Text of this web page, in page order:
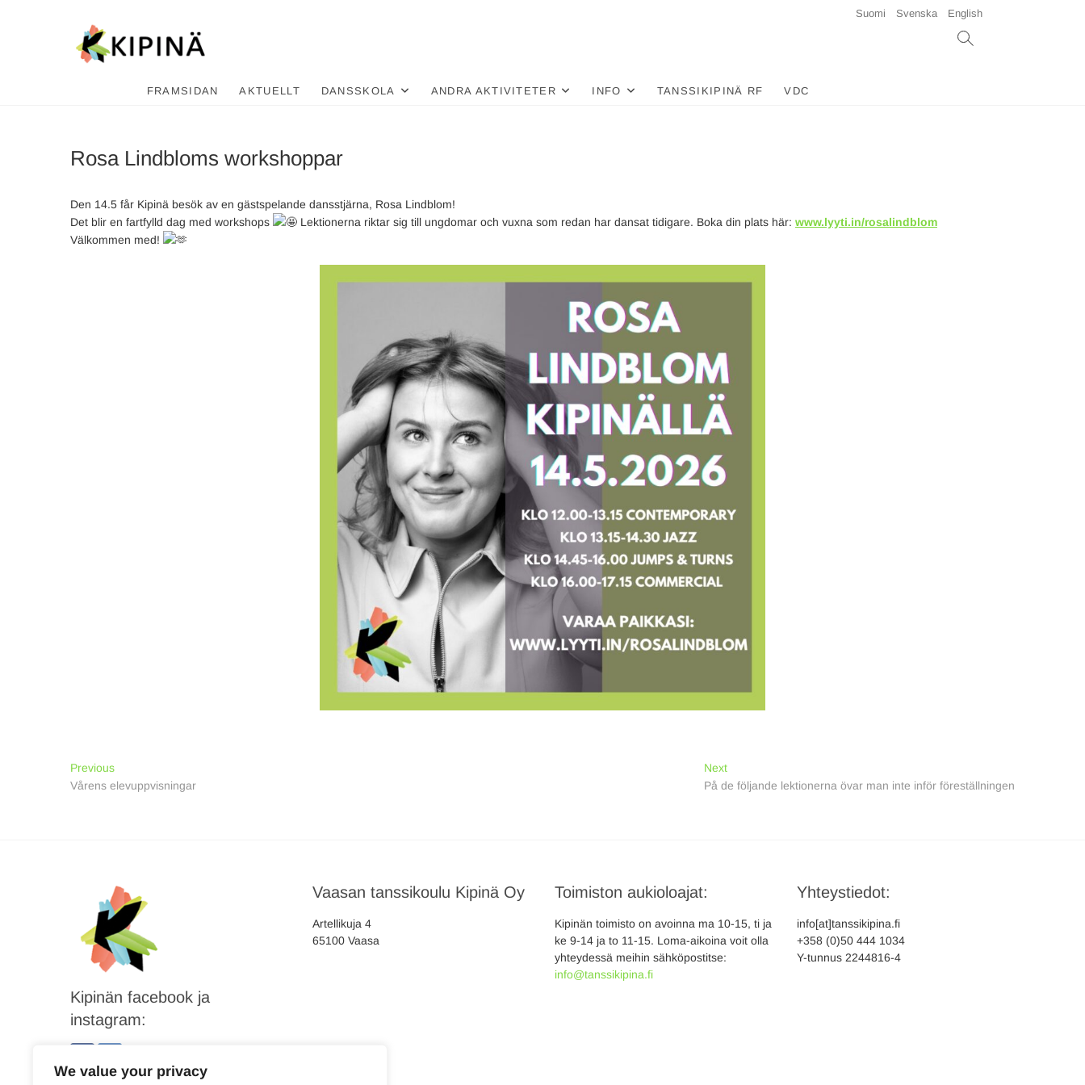
We value your privacy
Suomi Svenska English
FRAMSIDAN AKTUELLT DANSSKOLA ANDRA AKTIVITETER INFO TANSSIKIPINÄ RF VDC
Rosa Lindbloms workshoppar
Den 14.5 får Kipinä besök av en gästspelande dansstjärna, Rosa Lindblom!
Det blir en fartfylld dag med workshops
Lektionerna riktar sig till ungdomar och vuxna som redan har dansat tidigare. Boka din plats här: www.lyyti.in/rosalindblom
Välkommen med!
Inläggsnavigering
PreviousPrevious
post:
Vårens elevuppvisningar
NextNext
post:
På de följande lektionerna övar man inte inför föreställningen
Kipinän facebook ja
instagram:
Vaasan tanssikoulu Kipinä Oy
Artellikuja 4
65100 Vaasa
Toimiston aukioloajat:
Kipinän toimisto on avoinna ma 10-15, ti ja
ke 9-14 ja to 11-15. Loma-aikoina voit olla
yhteydessä meihin sähköpostitse:
info@tanssikipina.fi
Yhteystiedot:
info[at]tanssikipina.fi
+358 (0)50 444 1034
Y-tunnus 2244816-4